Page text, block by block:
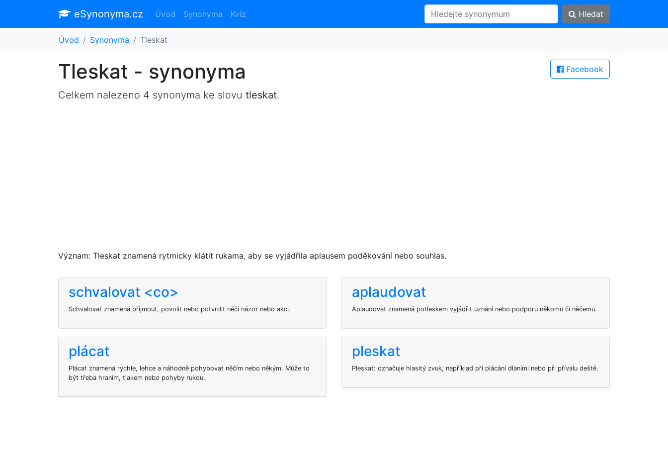
eSynonyma.cz Úvod Synonyma Kvíz Hledat
Úvod Synonyma Tleskat
Facebook
Tleskat - synonyma
Celkem nalezeno 4 synonyma ke slovu tleskat.
Význam: Tleskat znamená rytmicky klátit rukama, aby se vyjádřila aplausem poděkování nebo souhlas.
schvalovat <co>
Schvalovat znamená přijmout, povolit nebo potvrdit něčí názor nebo akci.
aplaudovat
Aplaudovat znamená potleskem vyjádřit uznání nebo podporu někomu či něčemu.
plácat
Plácat znamená rychle, lehce a náhodně pohybovat něčím nebo někým. Může to
být třeba hraním, tlakem nebo pohyby rukou.
pleskat
Pleskat: označuje hlasitý zvuk, například při plácání dlaními nebo při přívalu deště.